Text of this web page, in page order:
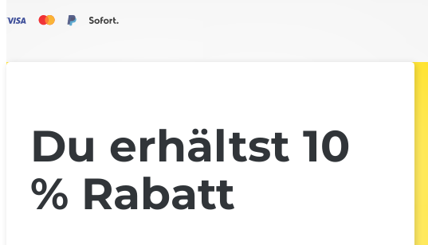
Du erhältst 10
% Rabatt